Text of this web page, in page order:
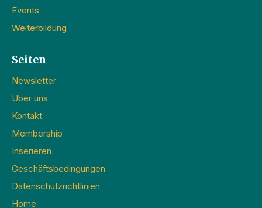
Events
Weiterbildung
Seiten
Newsletter
Über uns
Kontakt
Membership
Inserieren
Geschäftsbedingungen
Datenschutzrichtlinien
Home